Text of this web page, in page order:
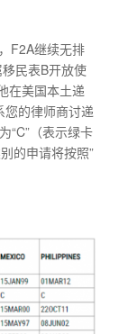
F2A继续无排
民表B开放使
在美国本土递
的律师商讨递
“C”（表示绿卡
的申请将按照”